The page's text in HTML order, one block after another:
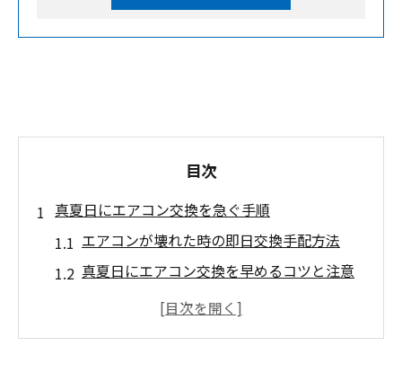
目次
真夏日にエアコン交換を急ぐ手順
エアコンが壊れた時の即日交換手配方法
真夏日にエアコン交換を早めるコツと注意